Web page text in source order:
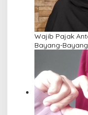
Wajib Pajak
Bayang-